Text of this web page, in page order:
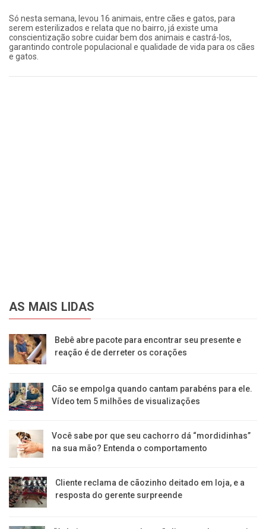
Só nesta semana, levou 16 animais, entre cães e gatos, para
serem esterilizados e relata que no bairro, já existe uma
conscientização sobre cuidar bem dos animais e castrá-los,
garantindo controle populacional e qualidade de vida para os cães
e gatos.
AS MAIS LIDAS
Bebê abre pacote para encontrar seu presente e
reação é de derreter os corações
Cão se empolga quando cantam parabéns para ele.
Vídeo tem 5 milhões de visualizações
Você sabe por que seu cachorro dá “mordidinhas”
na sua mão? Entenda o comportamento
Cliente reclama de cãozinho deitado em loja, e a
resposta do gerente surpreende